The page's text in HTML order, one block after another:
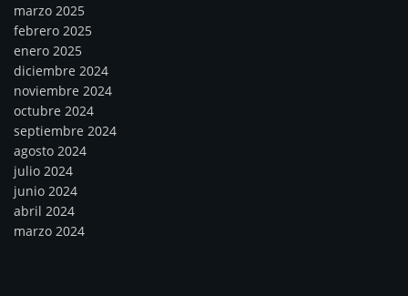
marzo 2025
febrero 2025
enero 2025
diciembre 2024
noviembre 2024
octubre 2024
septiembre 2024
agosto 2024
julio 2024
junio 2024
abril 2024
marzo 2024